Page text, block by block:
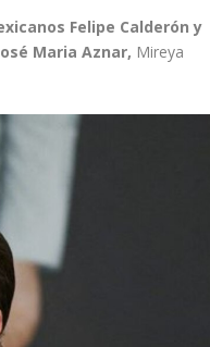
Felipe Calderón y
Maria Aznar, Mireya